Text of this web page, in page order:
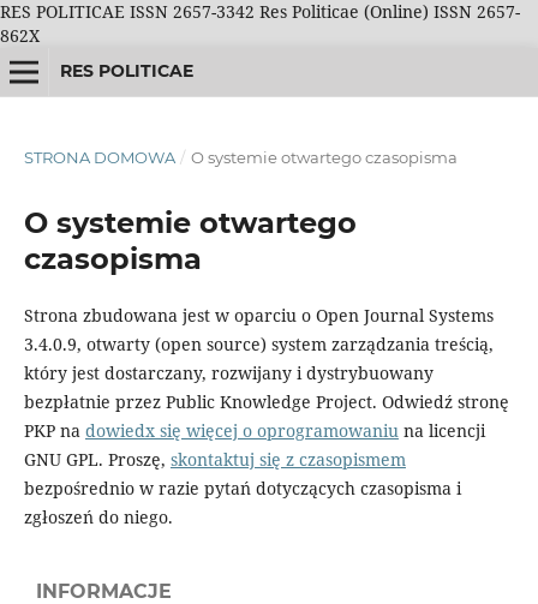
RES POLITICAE ISSN 2657-3342 Res Politicae (Online) ISSN 2657-
862X
RES POLITICAE
STRONA DOMOWA / O systemie otwartego czasopisma
O systemie otwartego
czasopisma
Strona zbudowana jest w oparciu o Open Journal Systems
3.4.0.9, otwarty (open source) system zarządzania treścią,
który jest dostarczany, rozwijany i dystrybuowany
bezpłatnie przez Public Knowledge Project. Odwiedź stronę
PKP na dowiedx się więcej o oprogramowaniuna licencji
GNU GPL. Proszę, skontaktuj się z czasopismem
bezpośrednio w razie pytań dotyczących czasopisma i
zgłoszeń do niego.
INFORMACJE